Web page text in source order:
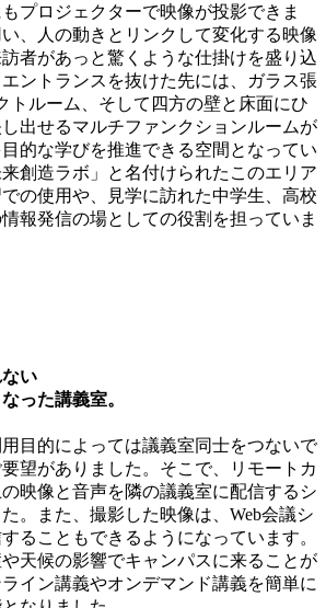
プロジェクターで映像が投影できま
、人の動きとリンクして変化する映像
者があっと驚くような仕掛けを盛り込
ントランスを抜けた先には、ガラス張
トルーム、そして四方の壁と床面にひ
出せるマルチファンクションルームが
的な学びを推進できる空間となってい
創造ラボ」と名付けられたこのエリア
の使用や、見学に訪れた中学生、高校
報発信の場としての役割を担っていま
い
った講義室。
目的によっては議義室同士をつないで
望がありました。そこで、リモートカ
映像と音声を隣の議義室に配信するシ
。また、撮影した映像は、Web会議シ
ることもできるようになっています。
天候の影響でキャンパスに来ることが
イン講義やオンデマンド講義を簡単に